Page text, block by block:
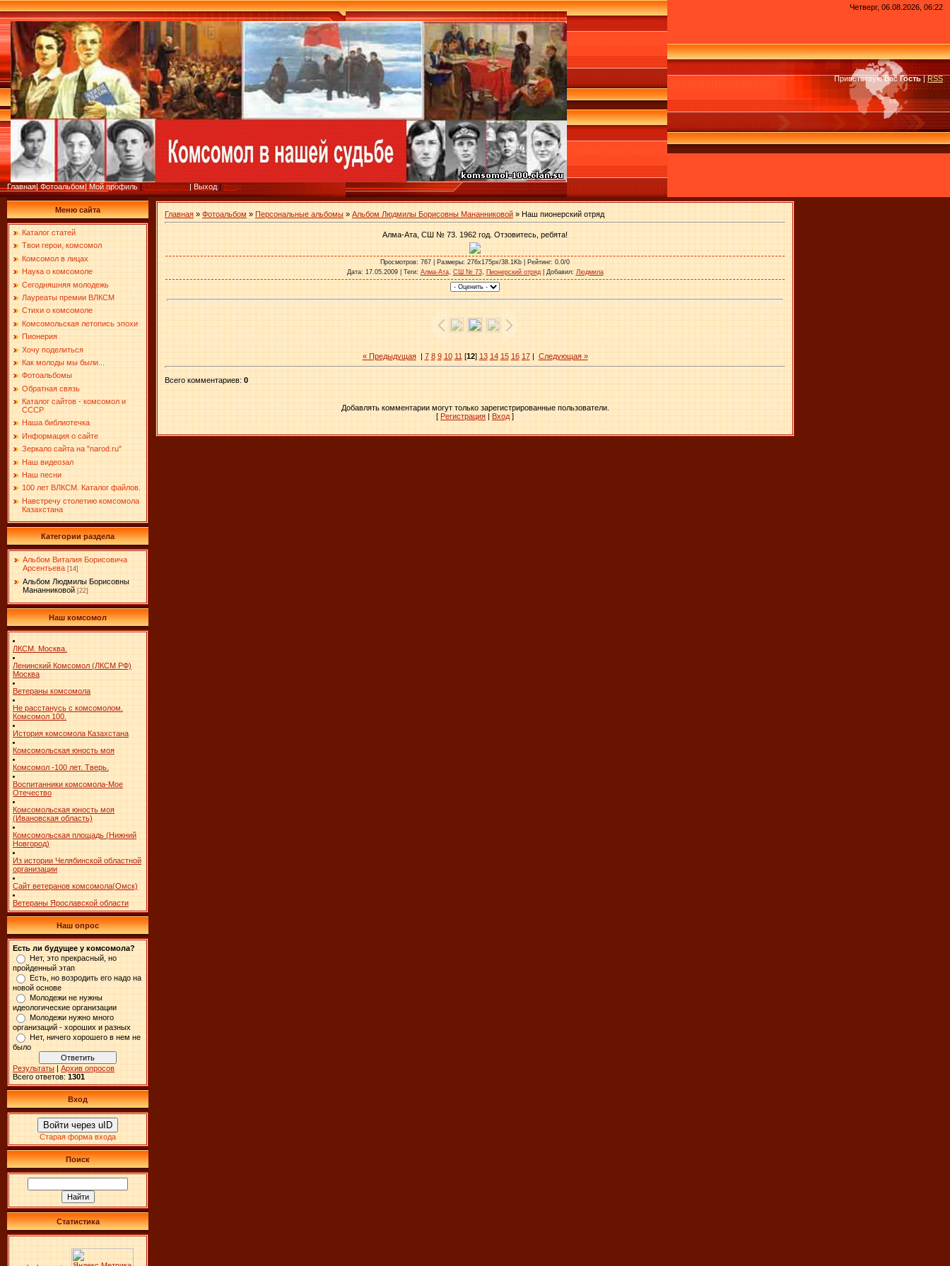
Главная|Фотоальбом|Мой профиль|Регистрация|Выход|Вход
Четверг, 06.08.2026, 06:22
Приветствую Вас Гость|RSS
Меню сайта
Каталог статей
Твои герои, комсомол
Комсомол в лицах
Наука о комсомоле
Сегодняшняя молодежь
Лауреаты премии ВЛКСМ
Стихи о комсомоле
Комсомольская летопись эпохи
Пионерия
Хочу поделиться
Как молоды мы были...
Фотоальбомы
Обратная связь
Каталог сайтов - комсомол и
СССР
Наша библиотечка
Информация о сайте
Зеркало сайта на "narоd.ru"
Наш видеозал
Наш песни
100 лет ВЛКСМ. Каталог файлов.
Навстречу столетию комсомола
Казахстана
Категории раздела
Альбом Виталия Борисовича
Арсентьева [14]
Альбом Людмилы Борисовны
Мананниковой [22]
Наш комсомол
ЛКСМ. Москва.
Ленинский Комсомол (ЛКСМ РФ)
Москва
Ветераны комсомола
Не расстанусь с комсомолом.
Комсомол 100.
История комсомола Казахстана
Комсомольская юность моя
Комсомол -100 лет. Тверь.
Воспитанники комсомола-Мое
Отечество
Комсомольская юность моя
(Ивановская область)
Комсомольская площадь (Нижний
Новгород)
Из истории Челябинской областной
организации
Сайт ветеранов комсомола(Омск)
Ветераны Ярославской области
Наш опрос
Есть ли будущее у комсомола?
Нет, это прекрасный, но
пройденный этап
Есть, но возродить его надо на
новой основе
Молодежи не нужны
идеологические организации
Молодежи нужно много
организаций - хороших и разных
Нет, ничего хорошего в нем не
было
Результаты | Архив опросов
Всего ответов: 1301
Вход
Войти через uID
Старая форма входа
Поиск
Статистика
Главная » Фотоальбом » Персональные альбомы » Альбом Людмилы Борисовны Мананниковой » Наш пионерский отряд
Алма-Ата, СШ № 73. 1962 год. Отзовитесь, ребята!
Просмотров: 767 | Размеры: 276x175px/38.1Kb | Рейтинг: 0.0/0
Дата: 17.05.2009 | Теги: Алма-Ата, СШ № 73, Пионерский отряд| Добавил: Людмила
« Предыдущая| 7 8 9 10 11 [12] 13 14 15 16 17| Следующая »
Всего комментариев: 0
Добавлять комментарии могут только зарегистрированные пользователи.
[ Регистрация Вход ]